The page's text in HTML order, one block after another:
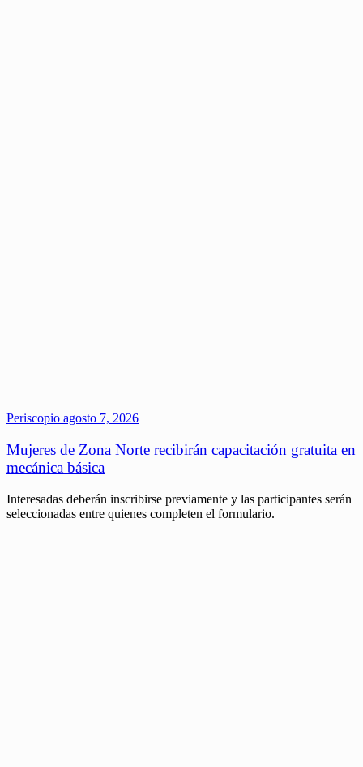
Periscopio agosto 7, 2026
Mujeres de Zona Norte recibirán capacitación gratuita en
mecánica básica
Interesadas deberán inscribirse previamente y las participantes serán
seleccionadas entre quienes completen el formulario.